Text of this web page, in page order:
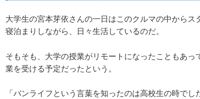
大学生の宮本芽依さんの一日はこのクルマの中から
寝泊まりしながら、日々生活しているのだ。
そもそも、大学の授業がリモートになったこともあ
業を受ける予定だったという。
「バンライフという言葉を知ったのは高校生の時で